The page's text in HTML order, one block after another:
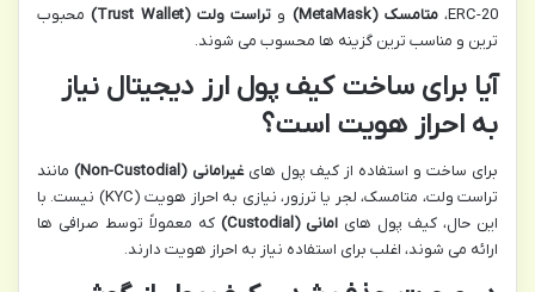
ERC-20، متامسک (MetaMask) و تراست ولت (Trust Wallet)
محبوب
ترین و مناسب ترین گزینه ها محسوب می شوند.
آیا برای ساخت کیف پول ارز دیجیتال نیاز
به احراز هویت است؟
برای ساخت و استفاده از کیف پول هایغیرامانی (Non-Custodial)
مانند
تراست ولت، متامسک، لجر یا ترزور، نیازی به احراز هویت (KYC) نیست. با
این حال، کیف پول های امانی (Custodial)
که معمولاً توسط صرافی ها
ارائه می شوند، اغلب برای استفاده نیاز به احراز هویت دارند.